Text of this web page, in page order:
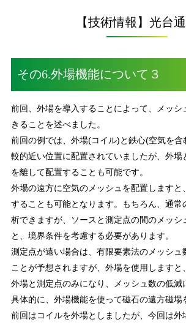
【技術情報】光台
その6.外場機能について３
前回、外場を導入することによって、メッシ
きることを述べました。
前回の例では、外場(コイル)と鉄心(空気を
較的近い位置に配置されていましたが、外場
を離して配置することも可能です。
外場の遠方に空気のメッシュを配置しますと
することも可能となります。もちろん、通常
析できますが、ソースと測定点の間のメッシ
と、境界条件を考慮する必要があります。
測定点が遠い場合は、有限要素法のメッシュ
ことが予想されますが、外場を使用しますと
外場と測定点のみになり、メッシュ数の低減
具体的に、外場機能を使って磁石の遠方磁場
前回はコイルを外場としましたが、今回は外